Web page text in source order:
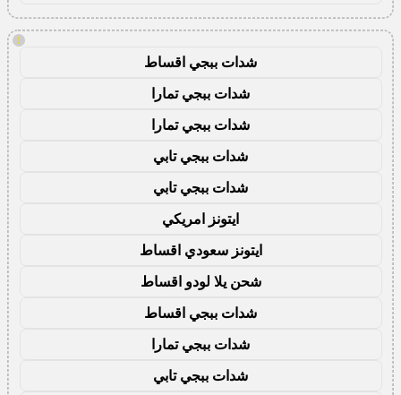
!
شدات ببجي اقساط
شدات ببجي تمارا
شدات ببجي تمارا
شدات ببجي تابي
شدات ببجي تابي
ايتونز امريكي
ايتونز سعودي اقساط
شحن يلا لودو اقساط
شدات ببجي اقساط
شدات ببجي تمارا
شدات ببجي تابي